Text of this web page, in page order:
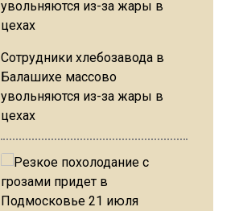
Сотрудники хлебозавода в
Балашихе массово
увольняются из-за жары в
цехах